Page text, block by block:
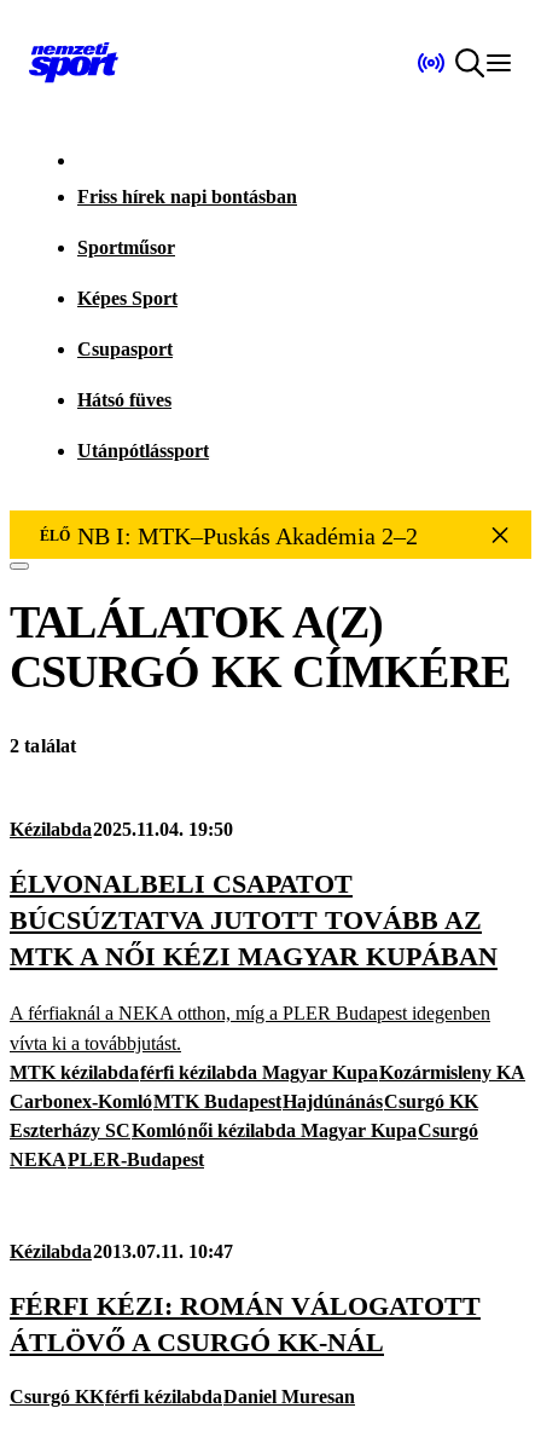
Friss hírek napi bontásban
Sportműsor
Képes Sport
Csupasport
Hátsó füves
Utánpótlássport
ÉLŐ NB I: MTK–Puskás Akadémia 2–2
TALÁLATOK A(Z)
CSURGÓ KKCÍMKÉRE
2 találat
Kézilabda2025.11.04. 19:50
ÉLVONALBELI CSAPATOT
BÚCSÚZTATVA JUTOTT TOVÁBB AZ
MTK A NŐI KÉZI MAGYAR KUPÁBAN
A férfiaknál a NEKA otthon, míg a PLER Budapest idegenben
vívta ki a továbbjutást.
MTK kézilabdaférfi kézilabda Magyar KupaKozármisleny KA
Carbonex-KomlóMTK BudapestHajdúnánásCsurgó KK
Eszterházy SCKomlónői kézilabda Magyar KupaCsurgó
NEKAPLER-Budapest
Kézilabda2013.07.11. 10:47
FÉRFI KÉZI: ROMÁN VÁLOGATOTT
ÁTLÖVŐ A CSURGÓ KK-NÁL
Csurgó KKférfi kézilabdaDaniel Muresan